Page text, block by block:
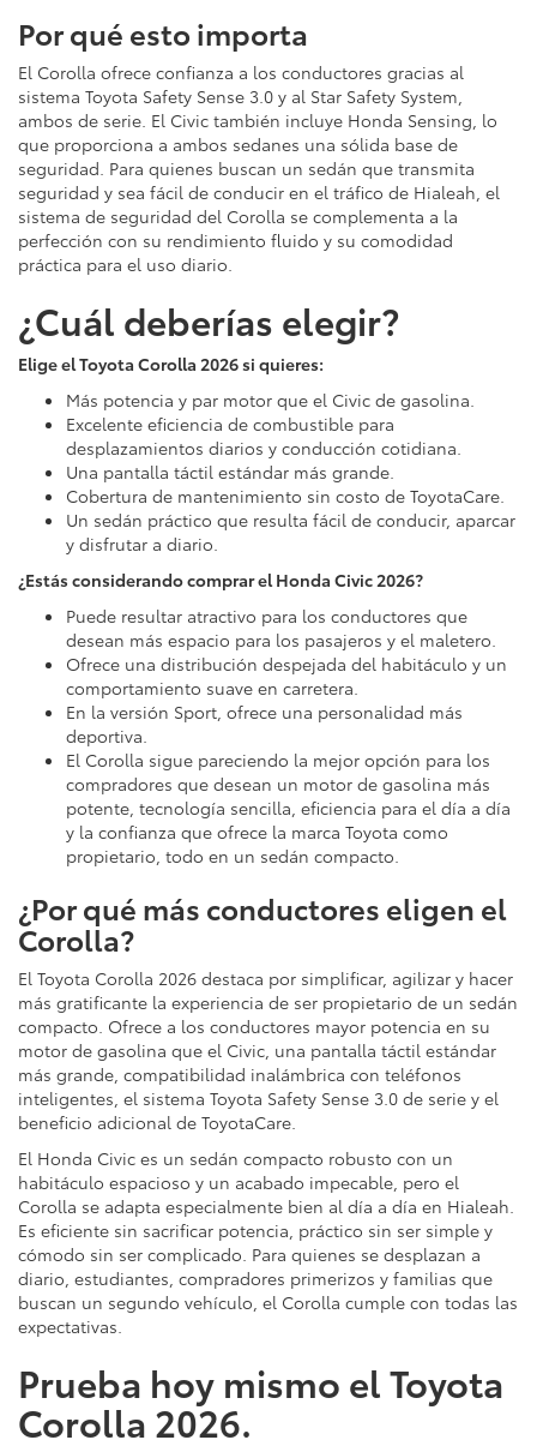
Por qué esto importa
El Corolla ofrece confianza a los conductores gracias al
sistema Toyota Safety Sense 3.0 y al Star Safety System,
ambos de serie. El Civic también incluye Honda Sensing, lo
que proporciona a ambos sedanes una sólida base de
seguridad. Para quienes buscan un sedán que transmita
seguridad y sea fácil de conducir en el tráfico de Hialeah, el
sistema de seguridad del Corolla se complementa a la
perfección con su rendimiento fluido y su comodidad
práctica para el uso diario.
¿Cuál deberías elegir?
Elige el Toyota Corolla 2026 si quieres:
Más potencia y par motor que el Civic de gasolina.
Excelente eficiencia de combustible para
desplazamientos diarios y conducción cotidiana.
Una pantalla táctil estándar más grande.
Cobertura de mantenimiento sin costo de ToyotaCare.
Un sedán práctico que resulta fácil de conducir, aparcar
y disfrutar a diario.
¿Estás considerando comprar el Honda Civic 2026?
Puede resultar atractivo para los conductores que
desean más espacio para los pasajeros y el maletero.
Ofrece una distribución despejada del habitáculo y un
comportamiento suave en carretera.
En la versión Sport, ofrece una personalidad más
deportiva.
El Corolla sigue pareciendo la mejor opción para los
compradores que desean un motor de gasolina más
potente, tecnología sencilla, eficiencia para el día a día
y la confianza que ofrece la marca Toyota como
propietario, todo en un sedán compacto.
¿Por qué más conductores eligen el
Corolla?
El Toyota Corolla 2026 destaca por simplificar, agilizar y hacer
más gratificante la experiencia de ser propietario de un sedán
compacto. Ofrece a los conductores mayor potencia en su
motor de gasolina que el Civic, una pantalla táctil estándar
más grande, compatibilidad inalámbrica con teléfonos
inteligentes, el sistema Toyota Safety Sense 3.0 de serie y el
beneficio adicional de ToyotaCare.
El Honda Civic es un sedán compacto robusto con un
habitáculo espacioso y un acabado impecable, pero el
Corolla se adapta especialmente bien al día a día en Hialeah.
Es eficiente sin sacrificar potencia, práctico sin ser simple y
cómodo sin ser complicado. Para quienes se desplazan a
diario, estudiantes, compradores primerizos y familias que
buscan un segundo vehículo, el Corolla cumple con todas las
expectativas.
Prueba hoy mismo el Toyota
Corolla 2026.